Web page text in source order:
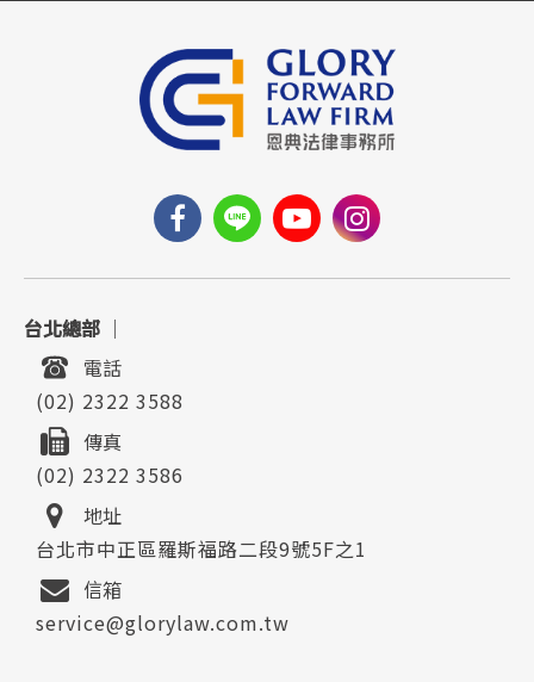
台北總部 ｜
地址
台北市中正區羅斯福路二段9號5F之1
電話
(02) 2322 3588
傳真
(02) 2322 3586
信箱
service@glorylaw.com.tw